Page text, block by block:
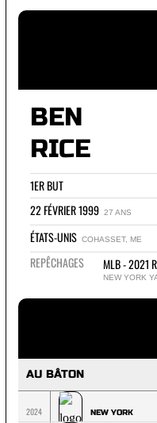
BEN
RICE
1ER BUT
22 FÉVRIER 1999 27 ANS
ÉTATS-UNIS COHASSET, ME
REPÊCHAGES MLB - 2021
NEW YORK
AU BÂTON
2024 NEW YORK